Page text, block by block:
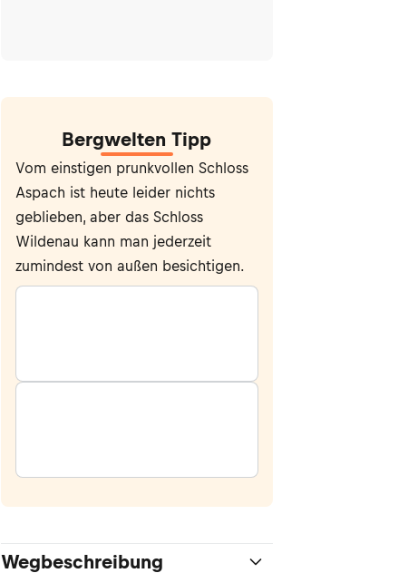
Bergwelten Tipp
Vom einstigen prunkvollen Schloss
Aspach ist heute leider nichts
geblieben, aber das Schloss
Wildenau kann man jederzeit
zumindest von außen besichtigen.
Wegbeschreibung